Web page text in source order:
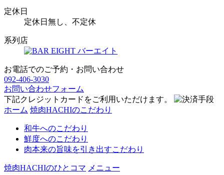
定休日
定休日無し、不定休
系列店
バーエイト
お電話でのご予約・お問い合わせ
092-406-3030
お問い合わせフォーム
下記クレジットカードをご利用いただけます。
ホーム 焼肉HACHIのこだわり
和牛へのこだわり
鮮度へのこだわり
肉本来の旨味を引き出すこだわり
焼肉HACHIのひとコマ メニュー